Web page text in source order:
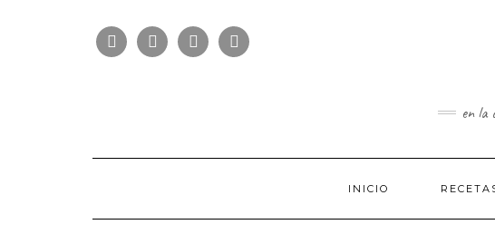
FOLLOW
US
FACEBOOKTWITTERPINTERESTINSTAGRAM
en la
INICIO